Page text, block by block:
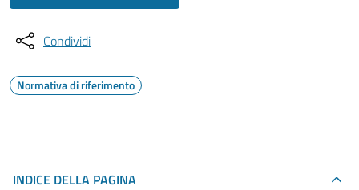
Condividi
Normativa di riferimento
INDICE DELLA PAGINA